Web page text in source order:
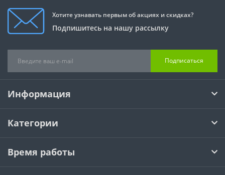
Хотите узнавать первым об акциях и скидках?
Подпишитесь на нашу рассылку
Подписаться
Информация
Категории
Время работы